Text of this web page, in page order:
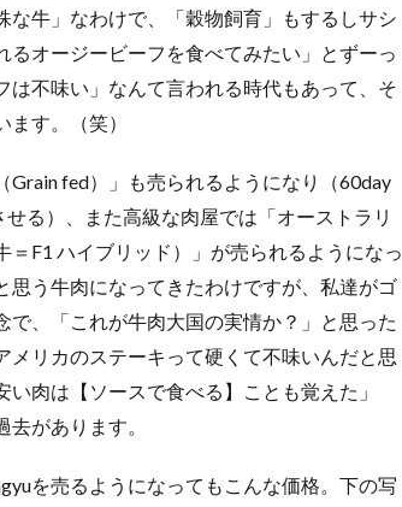
牛」なわけで、「穀物飼育」もするしサシ
オージービーフを食べてみたい」とずーっ
不味い」なんて言われる時代もあって、そ
す。（笑）
fed）」も売られるようになり（60day
る）、また高級な肉屋では「オーストラリ
F1 ハイブリッド）」が売られるようになっ
う牛肉になってきたわけですが、私達がゴ
、「これが牛肉大国の実情か？」と思った
メリカのステーキって硬くて不味いんだと思
肉は【ソースで食べる】ことも覚えた」
があります。
を売るようになってもこんな価格。下の写